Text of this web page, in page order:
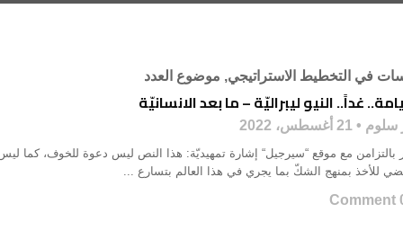
في التخطيط الاستراتيجي, موضوع العدد
غداً.. النيو ليبراليّة – ما بعد الانسانيّة
سلوم 21 أغسطس، 2022
بالتزامن مع موقع “سيرجيل“ إشارة تمهيديّة: هذا النص ليس دعوة للخوف، كما
للأخذ بمنهج الشكّ بما يجري في هذا العالم بتسارع ...
0